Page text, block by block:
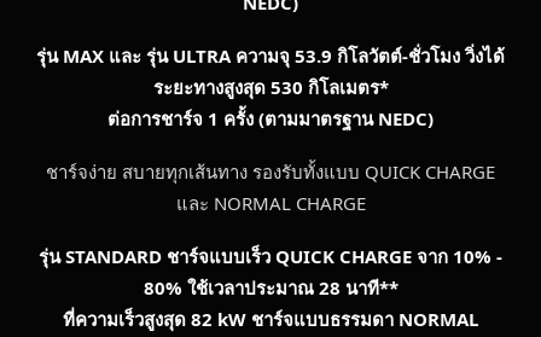
รุ่น MAX และ รุ่น ULTRA ความจุ 53.9 กิโลวัตต์-ชั่วโมง วิ่งได้
ระยะทางสูงสุด 530 กิโลเมตร*
ต่อการชาร์จ 1 ครั้ง (ตามมาตรฐาน NEDC)
ชาร์จง่าย สบายทุกเส้นทาง รองรับทั้งแบบ QUICK CHARGE
และ NORMAL CHARGE
รุ่นSTANDARD ชาร์จแบบเร็ว QUICK CHARGE จาก 10% -
80% ใช้เวลาประมาณ 28 นาที**
ที่ความเร็วสูงสุด 82 kW ชาร์จแบบธรรมดา NORMAL